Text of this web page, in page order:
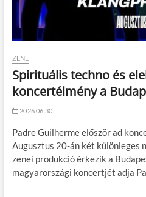
ZENE
Spirituális techno és
koncertélmény a
2026.06.30.
Padre Guilherme először ad
Augusztus 20-án két különleges
zenei produkció érkezik a
magyarországi koncertjét adja